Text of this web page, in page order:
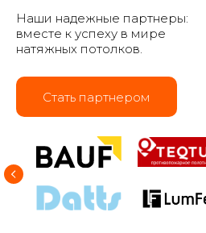
Наши надежные партнеры:
вместе к успеху в мире
натяжных потолков.
Стать партнером